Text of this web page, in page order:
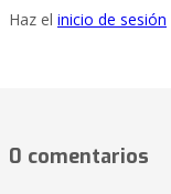
Haz el inicio de sesión
0 comentarios